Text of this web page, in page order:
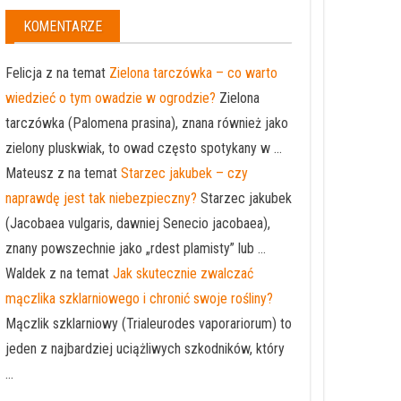
KOMENTARZE
Felicja z na temat Zielona tarczówka – co warto
wiedzieć o tym owadzie w ogrodzie? Zielona
tarczówka (Palomena prasina), znana również jako
zielony pluskwiak, to owad często spotykany w ...
Mateusz z na temat Starzec jakubek – czy
naprawdę jest tak niebezpieczny? Starzec jakubek
(Jacobaea vulgaris, dawniej Senecio jacobaea),
znany powszechnie jako „rdest plamisty” lub ...
Waldek z na temat Jak skutecznie zwalczać
mączlika szklarniowego i chronić swoje rośliny?
Mączlik szklarniowy (Trialeurodes vaporariorum) to
jeden z najbardziej uciążliwych szkodników, który
...